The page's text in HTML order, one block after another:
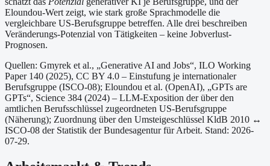
Eloundou-Wert zeigt, wie stark große Sprachmodelle die
vergleichbare US-Berufsgruppe betreffen. Alle drei beschreiben
Veränderungs-Potenzial von Tätigkeiten – keine Jobverlust-
Prognosen.
Quellen: Gmyrek et al., „Generative AI and Jobs“, ILO Working
Paper 140 (2025), CC BY 4.0 – Einstufung je internationaler
Berufsgruppe (ISCO-08); Eloundou et al. (OpenAI), „GPTs are
GPTs“, Science 384 (2024) – LLM-Exposition der über den
amtlichen Berufsschlüssel zugeordneten US-Berufsgruppe
(Näherung); Zuordnung über den Umsteigeschlüssel KldB 2010 ↔
ISCO-08 der Statistik der Bundesagentur für Arbeit. Stand: 2026-
07-29.